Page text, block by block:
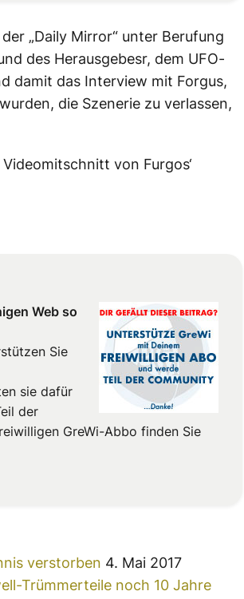
„Daily Mirror“ unter Berufung
des Herausgebesr, dem UFO-
damit das Interview mit Forgus,
die Szenerie zu verlassen,
von Furgos‘
Web so
Sie
sie dafür
der
GreWi-Abbo finden Sie
verstorben 4. Mai 2017
Trümmerteile noch 10 Jahre